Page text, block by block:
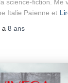
science-fiction. Me
Italie Païenne et
a 8 ans